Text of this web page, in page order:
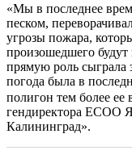
«Мы в последнее
песком,
угрозы пожара,
произошедшего
прямую роль сыграла
погода была в
полигон тем более
гендиректора ЕСОО
Калининград».